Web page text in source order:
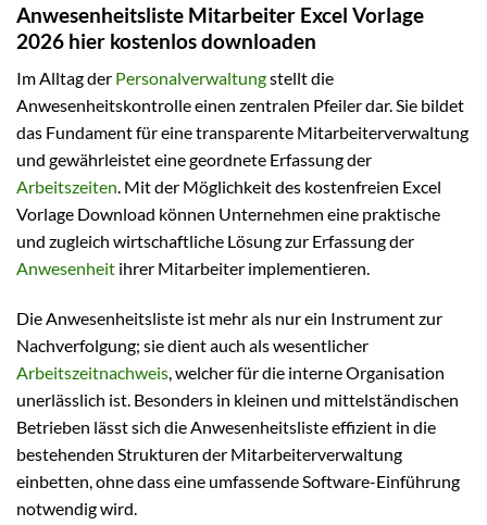
Anwesenheitsliste Mitarbeiter Excel Vorlage
2026 hier kostenlos downloaden
Im Alltag der Personalverwaltungstellt die
Anwesenheitskontrolle einen zentralen Pfeiler dar. Sie bildet
das Fundament für eine transparente Mitarbeiterverwaltung
und gewährleistet eine geordnete Erfassung der
Arbeitszeiten. Mit der Möglichkeit des kostenfreien Excel
Vorlage Download können Unternehmen eine praktische
und zugleich wirtschaftliche Lösung zur Erfassung der
Anwesenheit ihrer Mitarbeiter implementieren.
Die Anwesenheitsliste ist mehr als nur ein Instrument zur
Nachverfolgung; sie dient auch als wesentlicher
Arbeitszeitnachweis, welcher für die interne Organisation
unerlässlich ist. Besonders in kleinen und mittelständischen
Betrieben lässt sich die Anwesenheitsliste effizient in die
bestehenden Strukturen der Mitarbeiterverwaltung
einbetten, ohne dass eine umfassende Software-Einführung
notwendig wird.